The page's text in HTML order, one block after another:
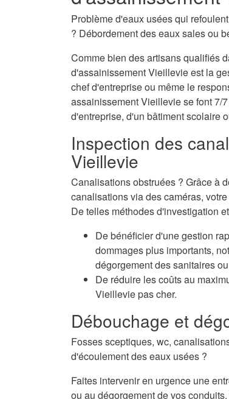
Problème d'eaux usées qui
? Débordement des eaux sales ou
Comme bien des artisans qualifiés
d'assainissement Vieillevie est la
chef d'entreprise ou même le
assainissement Vieillevie se font 7/
d'entreprise, d'un bâtiment scolaire
Inspection des
Vieillevie
Canalisations obstruées ? Grâce à
canalisations via des caméras,
De telles méthodes d'investigation
De bénéficier d'une gestion
dommages plus importants,
dégorgement des sanitaires
De réduire les coûts au
Vieillevie pas cher.
Débouchage et
Fosses sceptiques, wc,
d'écoulement des eaux usées ?
Faites intervenir en urgence une
ou au dégorgement de vos